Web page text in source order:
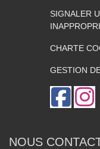
SIGNALER
CHARTE
GESTION
NOUS